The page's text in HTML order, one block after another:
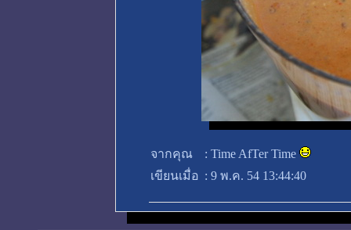
จากคุณ : Time AfTer Time
เขียนเมื่อ : 9 พ.ค. 54 13:44:40